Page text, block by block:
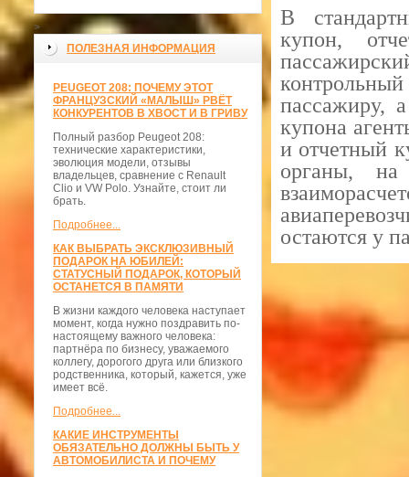
>
ПОЛЕЗНАЯ ИНФОРМАЦИЯ
PEUGEOT 208: ПОЧЕМУ ЭТОТ
ФРАНЦУЗСКИЙ «МАЛЫШ» РВЁТ
КОНКУРЕНТОВ В ХВОСТ И В ГРИВУ
Полный разбор Peugeot 208:
технические характеристики,
эволюция модели, отзывы
владельцев, сравнение с Renault
Clio и VW Polo. Узнайте, стоит ли
брать.
Подробнее...
КАК ВЫБРАТЬ ЭКСКЛЮЗИВНЫЙ
ПОДАРОК НА ЮБИЛЕЙ:
СТАТУСНЫЙ ПОДАРОК, КОТОРЫЙ
ОСТАНЕТСЯ В ПАМЯТИ
В жизни каждого человека наступает
момент, когда нужно поздравить по-
настоящему важного человека:
партнёра по бизнесу, уважаемого
коллегу, дорогого друга или близкого
родственника, который, кажется, уже
имеет всё.
Подробнее...
КАКИЕ ИНСТРУМЕНТЫ
ОБЯЗАТЕЛЬНО ДОЛЖНЫ БЫТЬ У
АВТОМОБИЛИСТА И ПОЧЕМУ
В
купон,
пассажиру,
купона
и отчетный
органы, на
остаются у